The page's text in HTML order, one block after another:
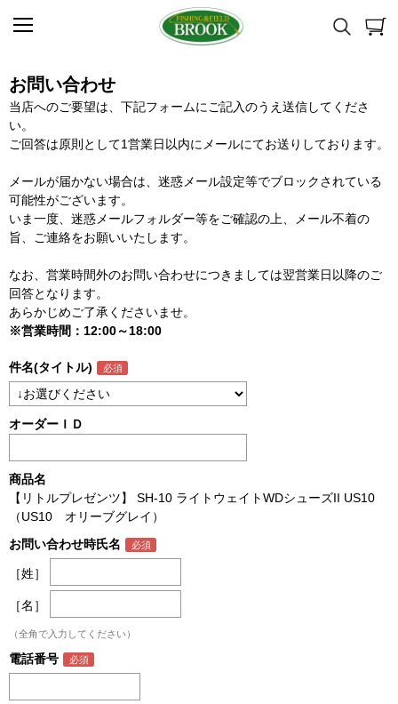
お問い合わせ
当店へのご要望は、下記フォームにご記入のうえ送信してくださ
い。
ご回答は原則として1営業日以内にメールにてお送りしております。
メールが届かない場合は、迷惑メール設定等でブロックされている
可能性がございます。
いま一度、迷惑メールフォルダー等をご確認の上、メール不着の
旨、ご連絡をお願いいたします。
なお、営業時間外のお問い合わせにつきましては翌営業日以降のご
回答となります。
あらかじめご了承くださいませ。
※営業時間：12:00～18:00
件名(タイトル)
オーダーＩＤ
商品名
【リトルプレゼンツ】 SH-10 ライトウェイトWDシューズII US10
（US10 オリーブグレイ）
お問い合わせ時氏名
［姓］
［名］
（全角で入力してください）
電話番号